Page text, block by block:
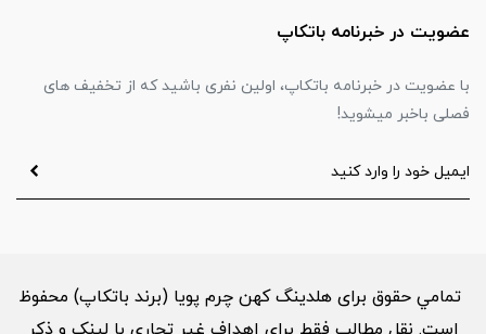
عضویت در خبرنامه باتکاپ
با عضویت در خبرنامه باتکاپ، اولین نفری باشید که از تخفیف های
فصلی باخبر میشوید!
تمامي حقوق برای هلدینگ کهن چرم پویا (برند باتکاپ) محفوظ